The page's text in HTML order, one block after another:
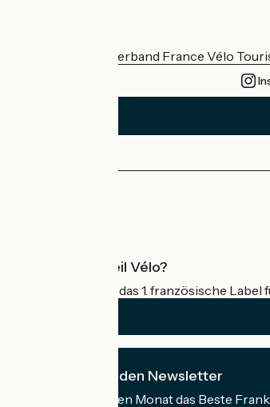
Der nationale Verband France Vélo
Was ist Accueil Vélo?
Accueil Vélo ist das 1. französische Label
Ich abonniere den Newsletter
Erhalten Sie jeden Monat das Beste